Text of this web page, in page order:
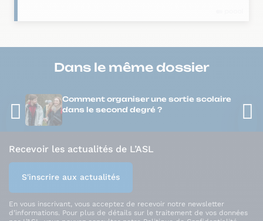
Dans le même dossier
Comment organiser une sortie scolaire
dans le second degré ?
Recevoir les actualités de L’ASL
S'inscrire aux actualités
En vous inscrivant, vous acceptez de recevoir notre newsletter
d’informations. Pour plus de détails sur le traitement de vos données